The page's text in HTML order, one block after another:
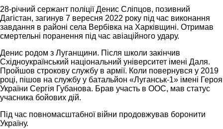
28-річний сержант поліції Денис Сліпцов, позивний
Дагістан, загинув 7 вересня 2022 року під час виконання
завдання в районі села Вербівка на Харківщині. Отримав
смертельні поранення під час авіаційного удару.
Денис родом з Луганщини. Після школи закінчив
Східноукраїнський національний університет імені Даля.
Пройшов строкову службу в армії. Коли повернувся у 2019
році, пішов на службу у батальйон «Луганськ-1» імені Героя
України Сергія Губанова. Брав участь в ООС, мав статус
учасника бойових дій.
Під час повномасштабної війни продовжував боронити
Україну.